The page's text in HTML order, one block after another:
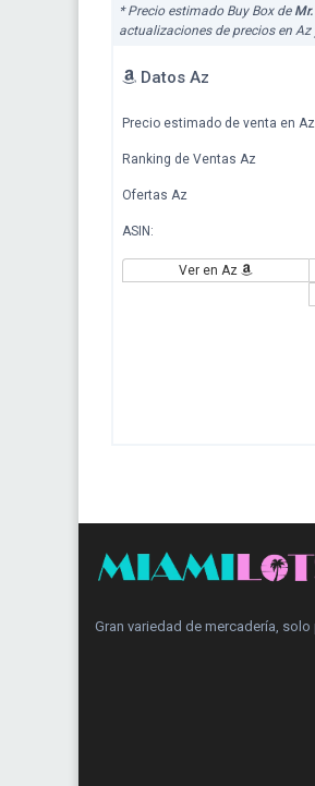
* Precio estimado Buy Box de
actualizaciones de precios en
Datos Az
Precio estimado de venta en Az
Ranking de Ventas Az
Ofertas Az
ASIN:
Ver en Az
Gran variedad de mercadería, solo